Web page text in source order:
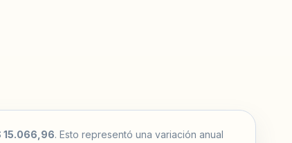
15.066,96. Esto representó una variación anual